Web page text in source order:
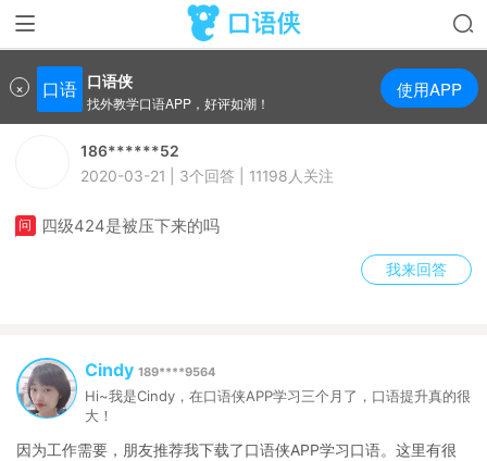
口语侠 四级424是被压下来的吗
× 口语 口语侠
找外教学口语APP，好评如潮！
使用APP
186******52
2020-03-21 | 3个回答 | 11198人关注
四级424是被压下来的吗
我来回答
Cindy 189****9564
Hi~我是Cindy，在口语侠APP学习三个月了，口语提升真的很
大！
因为工作需要，朋友推荐我下载了口语侠APP学习口语。这里有很